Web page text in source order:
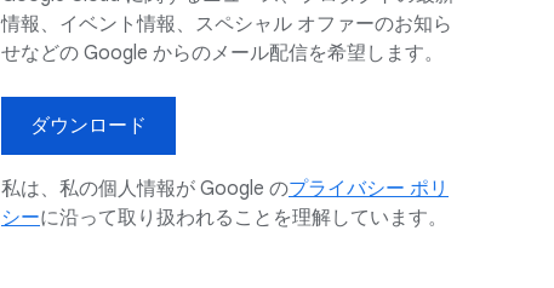
情報、イベント情報、スペシャル オファーのお知ら
せなどの Google からのメール配信を希望します。
ダウンロード
私は、私の個人情報が Google のプライバシー ポリ
シーに沿って取り扱われることを理解しています。